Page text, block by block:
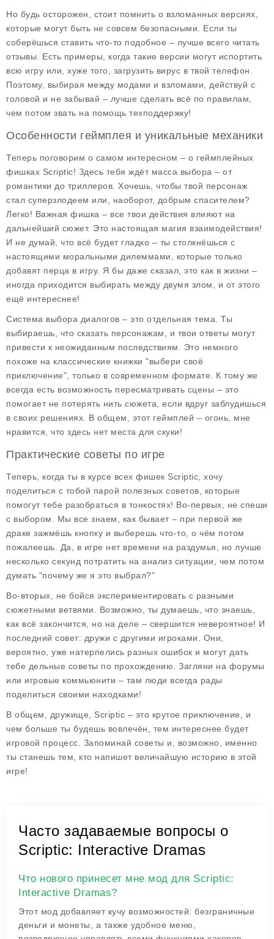
Но будь осторожен, стоит помнить о взломанных версиях,
которые могут быть не совсем безопасными. Если ты
соберёшься ставить что-то подобное – лучше всего читать
отзывы. Есть примеры, когда такие версии могут испортить
всю игру или, хуже того, загрузить вирус в твой телефон.
Поэтому, выбирая между модами и взломами, действуй с
головой и не забывай – лучше сделать всё по правилам,
чем потом звать на помощь техподдержку!
Особенности геймплея и уникальные механики
Теперь поговорим о самом интересном – о геймплейных
фишках Scriptic! Здесь тебя ждёт масса выбора – от
романтики до триллеров. Хочешь, чтобы твой персонаж
стал суперзлодеем или, наоборот, добрым спасителем?
Легко! Важная фишка – все твои действия влияют на
дальнейший сюжет. Это настоящая магия взаимодействия!
И не думай, что всё будет гладко – ты столкнёшься с
настоящими моральными дилеммами, которые только
добавят перца в игру. Я бы даже сказал, это как в жизни –
иногда приходится выбирать между двумя злом, и от этого
ещё интереснее!
Система выбора диалогов – это отдельная тема. Ты
выбираешь, что сказать персонажам, и твои ответы могут
привести к неожиданным последствиям. Это немного
похоже на классические книжки "выбери своё
приключение", только в современном формате. К тому же
всегда есть возможность пересматривать сцены – это
помогает не потерять нить сюжета, если вдруг заблудишься
в своих решениях. В общем, этот геймплей – огонь, мне
нравится, что здесь нет места для скуки!
Практические советы по игре
Теперь, когда ты в курсе всех фишек Scriptic, хочу
поделиться с тобой парой полезных советов , которые
помогут тебе разобраться в тонкостях! Во-первых, не спеши
с выбором. Мы все знаем, как бывает – при первой же
драке зажмёшь кнопку и выберешь что-то, о чём потом
пожалеешь. Да, в игре нет времени на раздумья, но лучше
несколько секунд потратить на анализ ситуации, чем потом
думать "почему же я это выбрал?"
Во-вторых, не бойся экспериментировать с разными
сюжетными ветвями. Возможно, ты думаешь, что знаешь,
как всё закончится, но на деле – свершится невероятное! И
последний совет: дружи с другими игроками. Они,
вероятно, уже натерпелись разных ошибок и могут дать
тебе дельные советы по прохождению. Загляни на форумы
или игровые коммьюнити – там люди всегда рады
поделиться своими находками!
В общем, дружище, Scriptic – это крутое приключение, и
чем больше ты будешь вовлечён, тем интереснее будет
игровой процесс. Запоминай советы и, возможно, именно
ты станешь тем, кто напишет величайшую историю в этой
игре!
Часто задаваемые вопросы о
Scriptic: Interactive Dramas
Что нового принесет мне мод для Scriptic:
Interactive Dramas?
Этот мод добавляет кучу возможностей: безграничные
деньги и монеты, а также удобное меню,